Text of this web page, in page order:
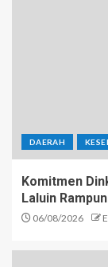
DAERAH
Komitmen
Laluin
06/08/2026